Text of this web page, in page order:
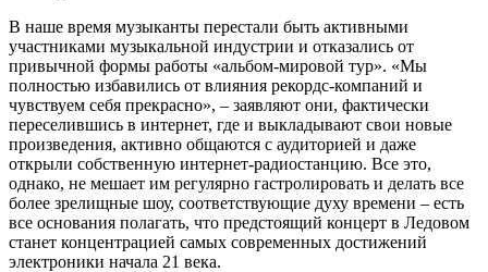
В наше время музыканты перестали быть активными
участниками музыкальной индустрии и отказались от
привычной формы работы «альбом-мировой тур». «Мы
полностью избавились от влияния рекордс-компаний и
чувствуем себя прекрасно», – заявляют они, фактически
переселившись в интернет, где и выкладывают свои новые
произведения, активно общаются с аудиторией и даже
открыли собственную интернет-радиостанцию. Все это,
однако, не мешает им регулярно гастролировать и делать все
более зрелищные шоу, соответствующие духу времени – есть
все основания полагать, что предстоящий концерт в Ледовом
станет концентрацией самых современных достижений
электроники начала 21 века.